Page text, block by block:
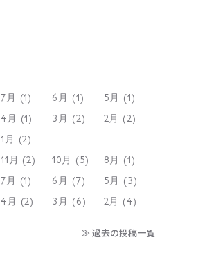
7月 (1) 6月 (1)
5月 (1)
4月 (1)
3月 (2)
2月 (2)
1月 (2)
11月 (2) 10月 (5)
8月 (1)
7月 (1)
6月 (7)
5月 (3)
4月 (2)
3月 (6) 2月 (4)
≫ 過去の投稿一覧